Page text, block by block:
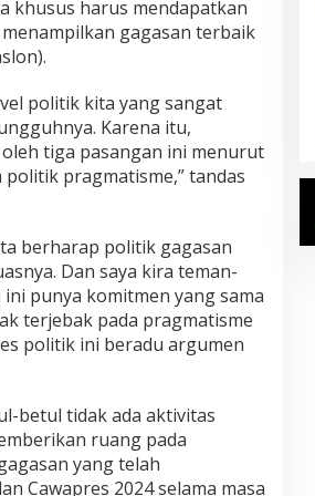
khusus harus mendapatkan
gagasan terbaik
politik kita yang sangat
Karena itu,
tiga pasangan ini menurut
pragmatisme,” tandas
berharap politik gagasan
Dan saya kira teman-
punya komitmen yang sama
terjebak pada pragmatisme
politik ini beradu argumen
betul tidak ada aktivitas
ruang pada
yang telah
Cawapres 2024 selama masa
Kemenhaj Umumkan Daftar
Di Haji | Senin, 20 Juli 2026